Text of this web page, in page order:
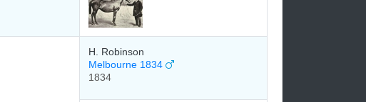
H. Robinson
Melbourne 1834
1834